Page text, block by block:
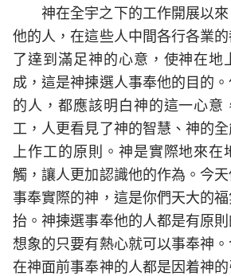
神在全宇之下的工作開展以
他的人，在這些人中間各行各業
了達到滿足神的心意，使神在地
成，這是神揀選人事奉他的目的
的人，都應該明白神的這一心意
工，人更看見了神的智慧、神的
上作工的原則。神是實際地來
觸，讓人更加認識他的作為。今
事奉實際的神，這是你們天大的
抬。神揀選事奉他的人都是有原
想象的只要有熱心就可以事奉神
在神面前事奉神的人都是因着神